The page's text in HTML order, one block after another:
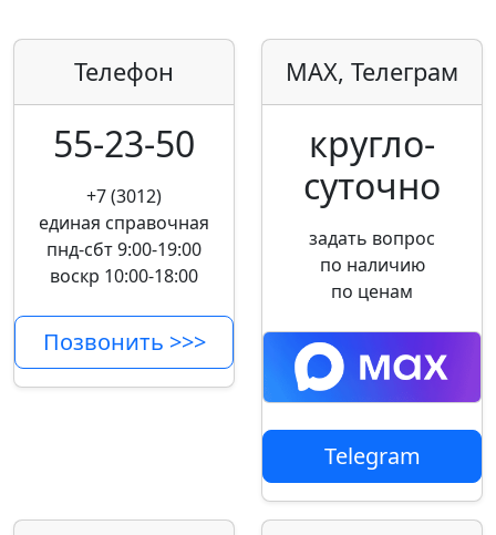
Телефон
55-23-50
+7 (3012)
единая справочная
пнд-сбт 9:00-19:00
воскр 10:00-18:00
Позвонить >>>
MAX, Телеграм
кругло­
суточно
задать вопрос
по наличию
по ценам
Telegram